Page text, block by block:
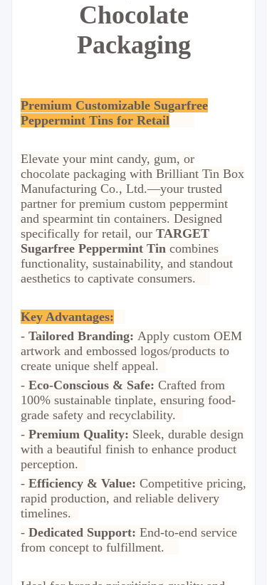
Chocolate
Packaging
Premium Customizable Sugarfree
Peppermint Tins for Retail
Elevate your mint candy, gum, or
chocolate packaging with Brilliant Tin Box
Manufacturing Co., Ltd.—your trusted
partner for premium custom peppermint
and spearmint tin containers. Designed
specifically for retail, our TARGET
Sugarfree Peppermint Tin combines
functionality, sustainability, and standout
aesthetics to captivate consumers.
Key Advantages:
- Tailored Branding: Apply custom OEM
artwork and embossed logos/products to
create unique shelf appeal.
- Eco-Conscious & Safe: Crafted from
100% sustainable tinplate, ensuring food-
grade safety and recyclability.
- Premium Quality: Sleek, durable design
with a beautiful finish to enhance product
perception.
- Efficiency & Value: Competitive pricing,
rapid production, and reliable delivery
timelines.
- Dedicated Support: End-to-end service
from concept to fulfillment.